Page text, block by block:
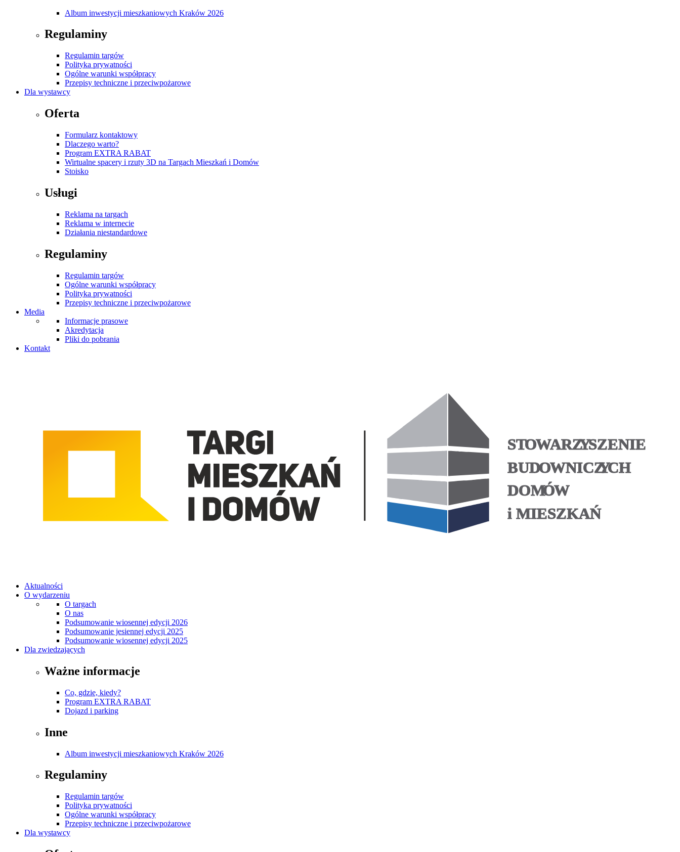
Album inwestycji mieszkaniowych Kraków 2026
Regulaminy
Regulamin targów
Polityka prywatności
Ogólne warunki współpracy
Przepisy techniczne i przeciwpożarowe
Dla wystawcy
Oferta
Formularz kontaktowy
Dlaczego warto?
Program EXTRA RABAT
Wirtualne spacery i rzuty 3D na Targach Mieszkań i Domów
Stoisko
Usługi
Reklama na targach
Reklama w internecie
Działania niestandardowe
Regulaminy
Regulamin targów
Ogólne warunki współpracy
Polityka prywatności
Przepisy techniczne i przeciwpożarowe
Media
Informacje prasowe
Akredytacja
Pliki do pobrania
Kontakt
Aktualności
O wydarzeniu
O targach
O nas
Podsumowanie wiosennej edycji 2026
Podsumowanie jesiennej edycji 2025
Podsumowanie wiosennej edycji 2025
Dla zwiedzających
Ważne informacje
Co, gdzie, kiedy?
Program EXTRA RABAT
Dojazd i parking
Inne
Album inwestycji mieszkaniowych Kraków 2026
Regulaminy
Regulamin targów
Polityka prywatności
Ogólne warunki współpracy
Przepisy techniczne i przeciwpożarowe
Dla wystawcy